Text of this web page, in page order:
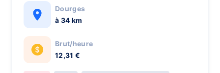
Dourges
à 34 km
Brut/heure
12,31 €